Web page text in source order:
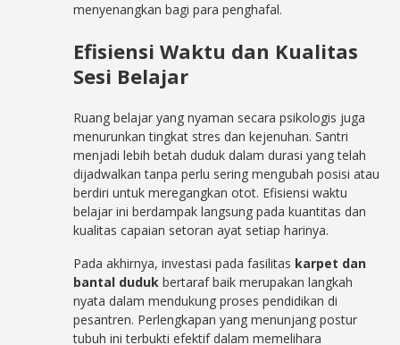
menyenangkan bagi para penghafal.
Efisiensi Waktu dan Kualitas
Sesi Belajar
Ruang belajar yang nyaman secara psikologis juga
menurunkan tingkat stres dan kejenuhan. Santri
menjadi lebih betah duduk dalam durasi yang telah
dijadwalkan tanpa perlu sering mengubah posisi atau
berdiri untuk meregangkan otot. Efisiensi waktu
belajar ini berdampak langsung pada kuantitas dan
kualitas capaian setoran ayat setiap harinya.
Pada akhirnya, investasi pada fasilitas karpet dan
bantal duduk bertaraf baik merupakan langkah
nyata dalam mendukung proses pendidikan di
pesantren. Perlengkapan yang menunjang postur
tubuh ini terbukti efektif dalam memelihara